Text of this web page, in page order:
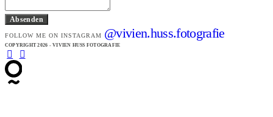
Absenden
FOLLOW ME ON INSTAGRAM @vivien.huss.fotografie
COPYRIGHT 2026 - VIVIEN HUSS FOTOGRAFIE